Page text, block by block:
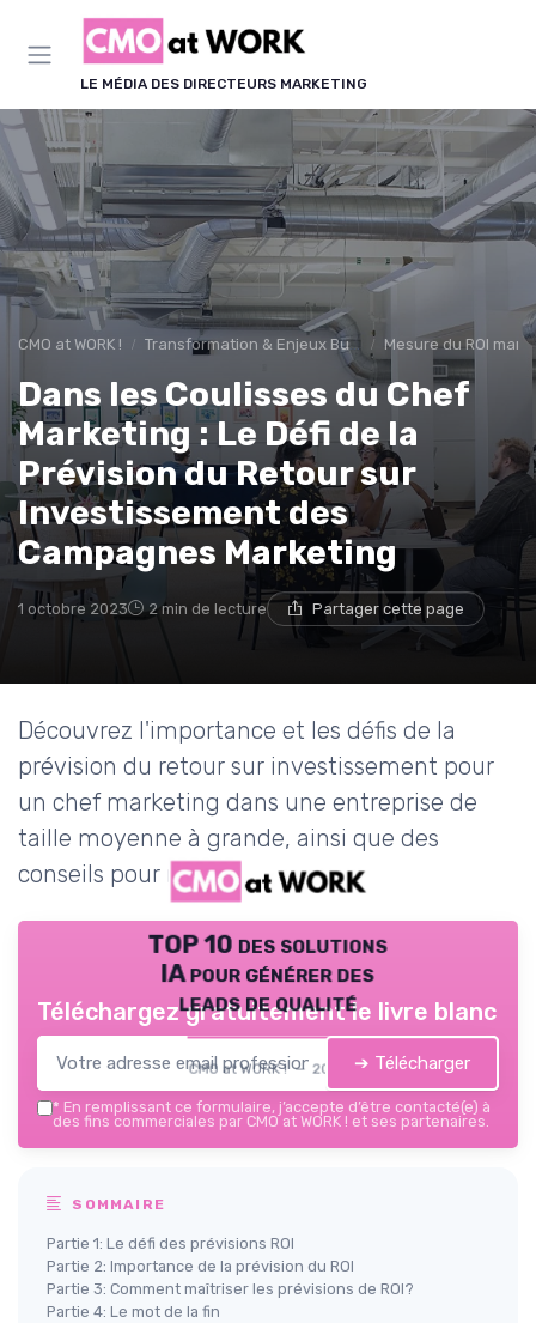
LE MÉDIA DES DIRECTEURS MARKETING
CMO at WORK ! Transformation & Enjeux Business Mesure du ROI
Dans les Coulisses du Chef
Marketing : Le Défi de la
Prévision du Retour sur
Investissement des
Campagnes Marketing
1 octobre 2023 2 min de lecture Partager cette page
Découvrez l'importance et les défis de la
prévision du retour sur investissement pour
un chef marketing dans une entreprise de
taille moyenne à grande, ainsi que des
conseils pour relever ce défi.
TOP 10 des solutions
IA pour générer des
leads de qualité
CMO at WORK ! — 2026
Téléchargez gratuitement le livre blanc
➔ Télécharger
* En remplissant ce formulaire, j’accepte d’être contacté(e) à
des fins commerciales par CMO at WORK ! et ses partenaires.
SOMMAIRE
Partie 1: Le défi des prévisions ROI
Partie 2: Importance de la prévision du ROI
Partie 3: Comment maîtriser les prévisions de ROI?
Partie 4: Le mot de la fin
Panneau de gestion des cookies